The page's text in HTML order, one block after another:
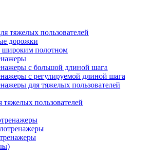
тяжелых пользователей
дорожки
широким полотном
с большой длиной шага
с регулируемой длиной шага
для тяжелых пользователей
пользователей